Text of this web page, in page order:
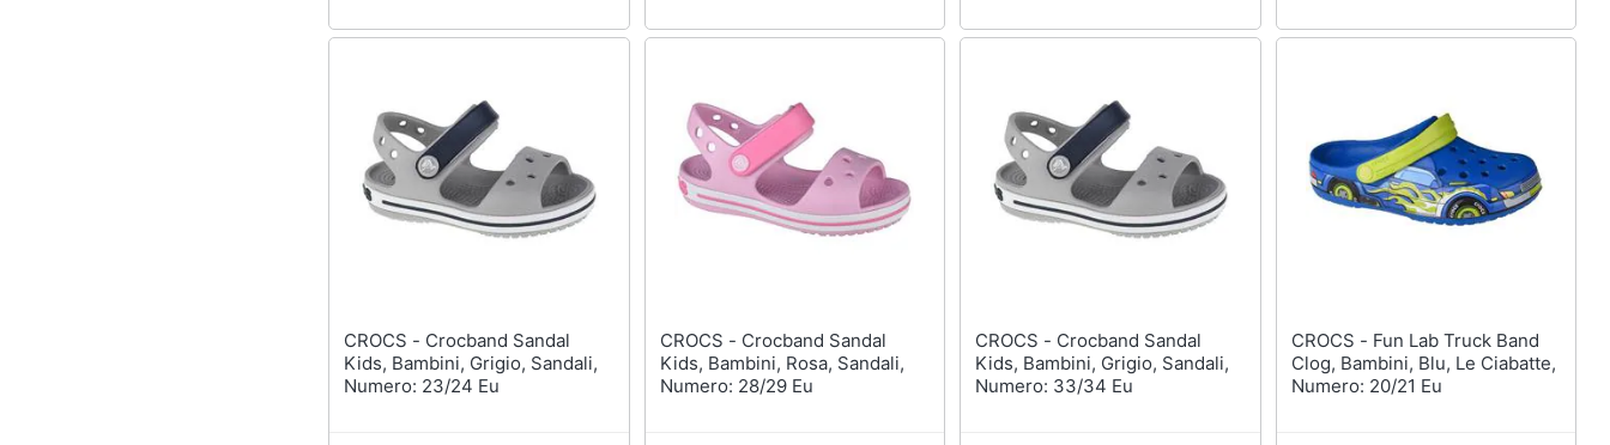
CROCS - Crocband Sandal
Kids, Bambini, Grigio, Sandali,
Numero: 23/24 Eu
CROCS - Crocband Sandal
Kids, Bambini, Rosa, Sandali,
Numero: 28/29 Eu
CROCS - Crocband Sandal
Kids, Bambini, Grigio, Sandali,
Numero: 33/34 Eu
CROCS - Fun Lab Truck Band
Clog, Bambini, Blu, Le Ciabatte,
Numero: 20/21 Eu